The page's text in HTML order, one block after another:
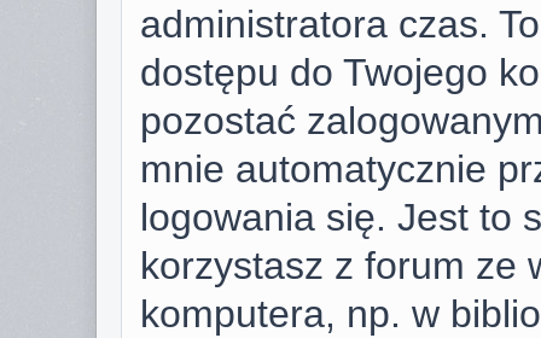
administratora czas.
dostępu do Twojego
pozostać
mnie automatycznie
logowania się. Jest to
korzystasz z forum ze
komputera, np. w